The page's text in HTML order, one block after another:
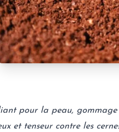
pour la peau,
et tenseur contre les